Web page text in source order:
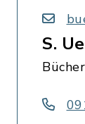
S.